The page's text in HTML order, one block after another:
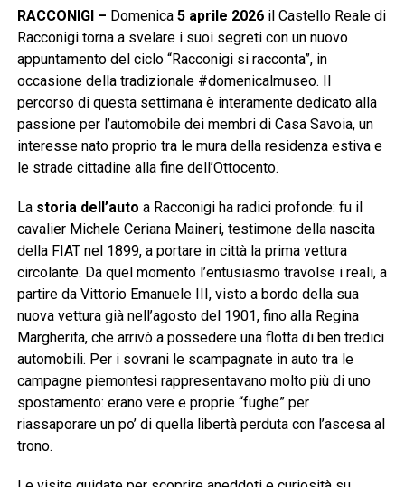
RACCONIGI – Domenica 5 aprile 2026il Castello Reale di
Racconigi torna a svelare i suoi segreti con un nuovo
appuntamento del ciclo “Racconigi si racconta”, in
occasione della tradizionale #domenicalmuseo. Il
percorso di questa settimana è interamente dedicato alla
passione per l’automobile dei membri di Casa Savoia, un
interesse nato proprio tra le mura della residenza estiva e
le strade cittadine alla fine dell’Ottocento.
La storia dell’auto a Racconigi ha radici profonde: fu il
cavalier Michele Ceriana Maineri, testimone della nascita
della FIAT nel 1899, a portare in città la prima vettura
circolante. Da quel momento l’entusiasmo travolse i reali, a
partire da Vittorio Emanuele III, visto a bordo della sua
nuova vettura già nell’agosto del 1901, fino alla Regina
Margherita, che arrivò a possedere una flotta di ben tredici
automobili. Per i sovrani le scampagnate in auto tra le
campagne piemontesi rappresentavano molto più di uno
spostamento: erano vere e proprie “fughe” per
riassaporare un po’ di quella libertà perduta con l’ascesa al
trono.